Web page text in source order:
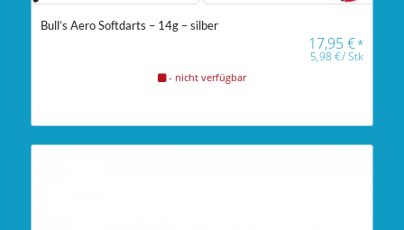
Bull’s Aero Softdarts – 14g – silber
17,95€*
5,98€/Stk
- nicht verfügbar